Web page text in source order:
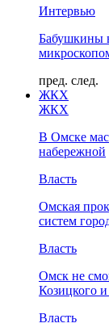
Интервью
Бабушкины
пред. след.
ЖКХ
ЖКХ
В Омске
набережной
Власть
Омская
систем
Власть
Омск не
Козицкого
Власть